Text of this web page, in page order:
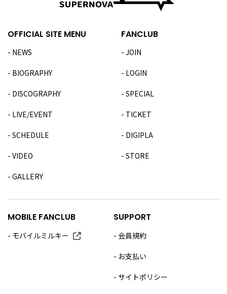
OFFICIAL SITE MENU
NEWS
BIOGRAPHY
DISCOGRAPHY
LIVE/EVENT
SCHEDULE
VIDEO
GALLERY
FANCLUB
JOIN
LOGIN
SPECIAL
TICKET
DIGIPLA
STORE
MOBILE FANCLUB
モバイルミルキー
SUPPORT
会員規約
お支払い
サイトポリシー